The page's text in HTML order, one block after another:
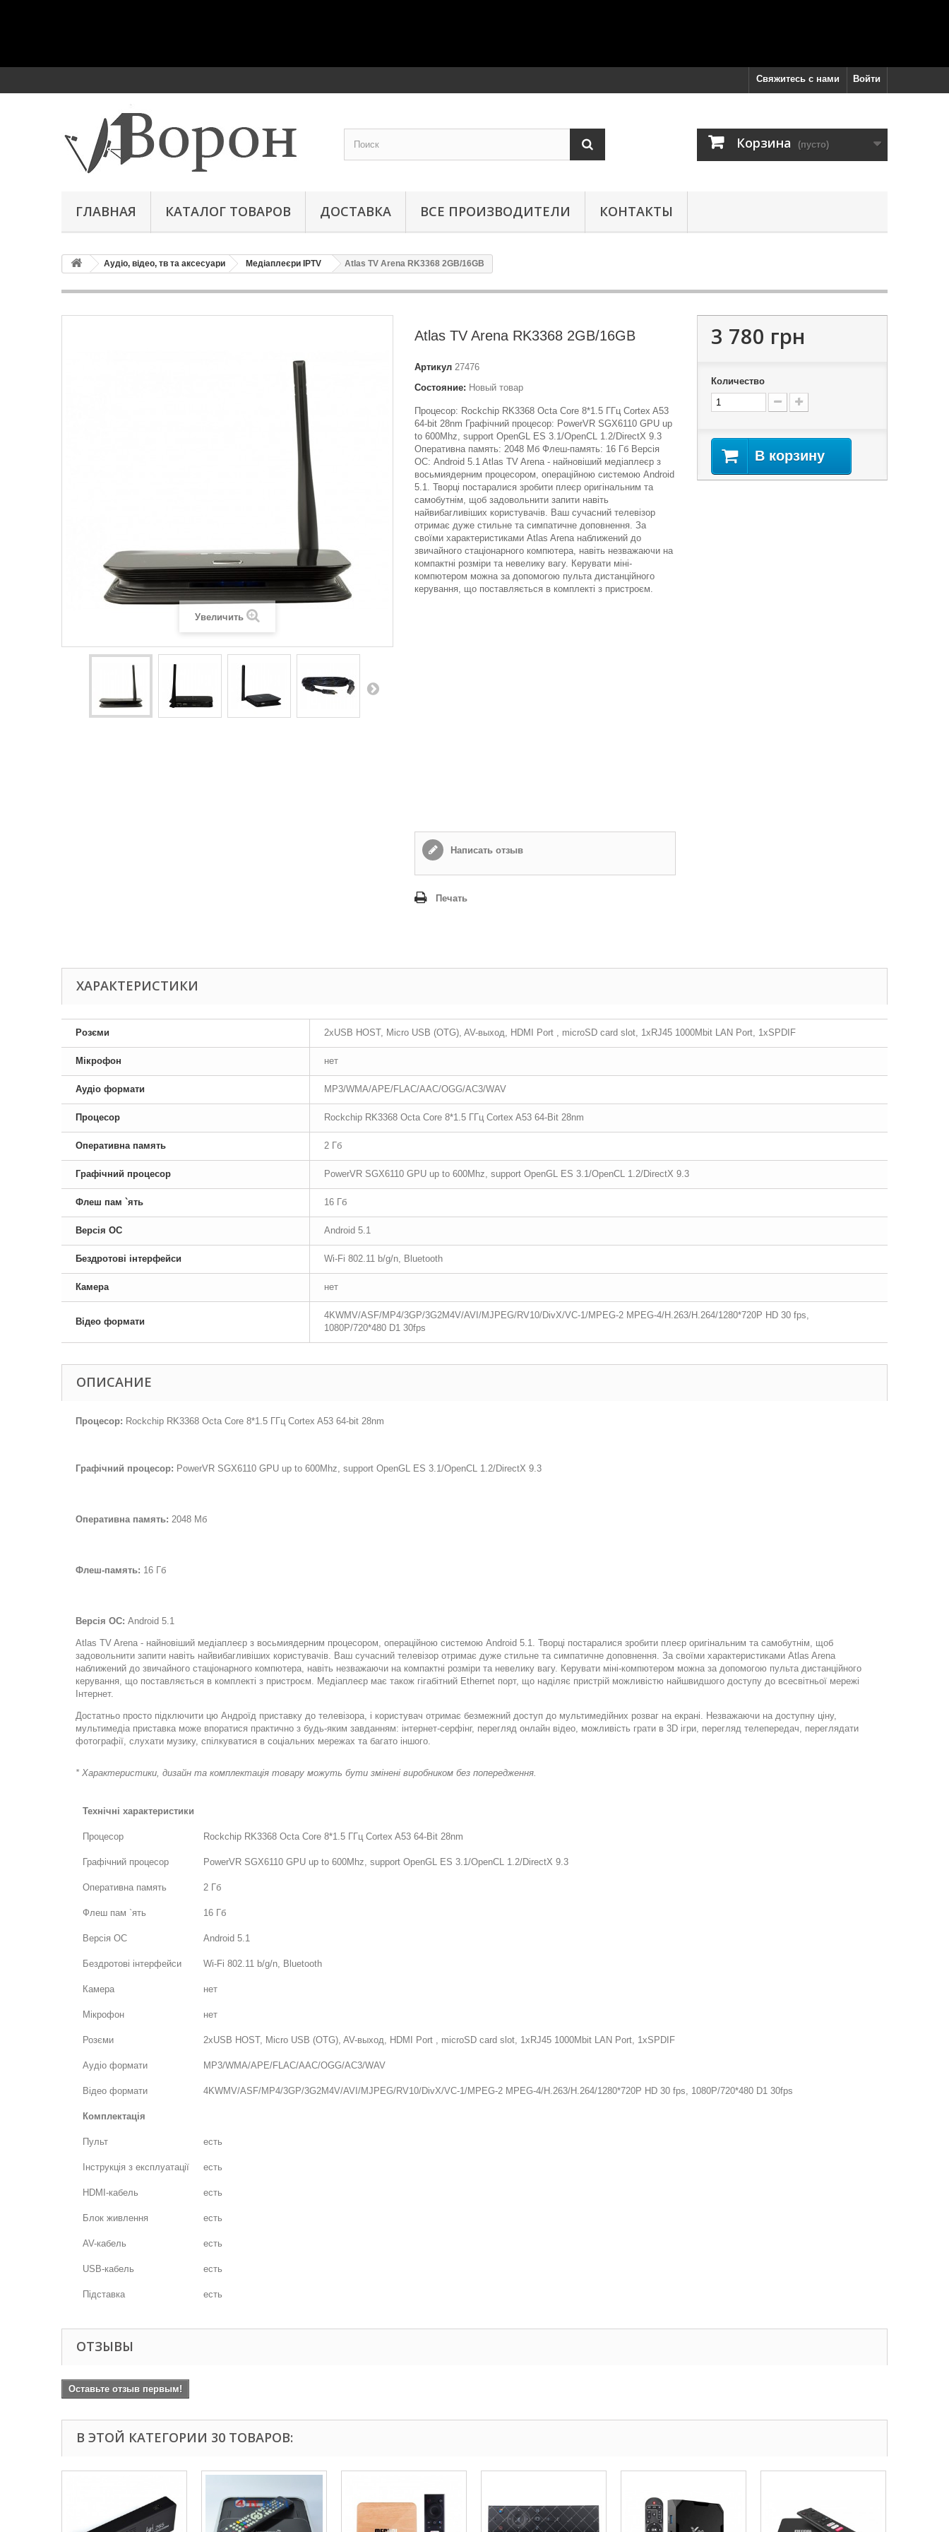
Войти
Свяжитесь с нами
Корзина (пусто)
ГЛАВНАЯ КАТАЛОГ ТОВАРОВ ДОСТАВКА ВСЕ ПРОИЗВОДИТЕЛИ КОНТАКТЫ
Аудіо, відео, тв та аксесуари Медіаплеєри IPTV Atlas TV Arena RK3368 2GB/16GB
Увеличить
Atlas TV Arena RK3368 2GB/16GB
Артикул 27476
Состояние: Новый товар
Процесор: Rockchip RK3368 Octa Core 8*1.5 ГГц Cortex A53
64-bit 28nm Графічний процесор: PowerVR SGX6110 GPU up
to 600Mhz, support OpenGL ES 3.1/OpenCL 1.2/DirectX 9.3
Оперативна память: 2048 Мб Флеш-память: 16 Гб Версія
ОС: Android 5.1 Atlas TV Arena - найновіший медіаплеєр з
восьмиядерним процесором, операційною системою Android
5.1. Творці постаралися зробити плеєр оригінальним та
самобутнім, щоб задовольнити запити навіть
найвибагливіших користувачів. Ваш сучасний телевізор
отримає дуже стильне та симпатичне доповнення. За
своїми характеристиками Atlas Arena наближений до
звичайного стаціонарного компютера, навіть незважаючи на
компактні розміри та невелику вагу. Керувати міні-
компютером можна за допомогою пульта дистанційного
керування, що поставляється в комплекті з пристроєм.
Написать отзыв
Печать
3 780 грн
Количество
В корзину
ХАРАКТЕРИСТИКИ
Розєми 2хUSB HOST, Micro USB (OTG), AV-выход, HDMI Port , microSD card slot, 1xRJ45 1000Mbit LAN Port, 1xSPDIF
Мікрофон нет
Аудіо формати MP3/WMA/APE/FLAC/AAC/OGG/AC3/WAV
Процесор Rockchip RK3368 Octa Core 8*1.5 ГГц Cortex A53 64-Bit 28nm
Оперативна память 2 Гб
Графічний процесор PowerVR SGX6110 GPU up to 600Mhz, support OpenGL ES 3.1/OpenCL 1.2/DirectX 9.3
Флеш пам `ять 16 Гб
Версія ОС Android 5.1
Бездротові інтерфейси Wi-Fi 802.11 b/g/n, Bluetooth
Камера нет
Відео формати
4KWMV/ASF/MP4/3GP/3G2M4V/AVI/MJPEG/RV10/DivX/VC-1/MPEG-2 MPEG-4/H.263/H.264/1280*720P HD 30 fps,
1080P/720*480 D1 30fps
ОПИСАНИЕ
Процесор: Rockchip RK3368 Octa Core 8*1.5 ГГц Cortex A53 64-bit 28nm
Графічний процесор: PowerVR SGX6110 GPU up to 600Mhz, support OpenGL ES 3.1/OpenCL 1.2/DirectX 9.3
Оперативна память: 2048 Мб
Флеш-память: 16 Гб
Версія ОС: Android 5.1
Atlas TV Arena - найновіший медіаплеєр з восьмиядерним процесором, операційною системою Android 5.1. Творці постаралися зробити плеєр оригінальним та самобутнім, щоб
задовольнити запити навіть найвибагливіших користувачів. Ваш сучасний телевізор отримає дуже стильне та симпатичне доповнення. За своїми характеристиками Atlas Arena
наближений до звичайного стаціонарного компютера, навіть незважаючи на компактні розміри та невелику вагу. Керувати міні-компютером можна за допомогою пульта дистанційного
керування, що поставляється в комплекті з пристроєм. Медіаплеєр має також гігабітний Ethernet порт, що наділяє пристрій можливістю найшвидшого доступу до всесвітньої мережі
Інтернет.
Достатньо просто підключити цю Андроїд приставку до телевізора, і користувач отримає безмежний доступ до мультимедійних розваг на екрані. Незважаючи на доступну ціну,
мультимедіа приставка може впоратися практично з будь-яким завданням: інтернет-серфінг, перегляд онлайн відео, можливість грати в 3D ігри, перегляд телепередач, переглядати
фотографії, слухати музику, спілкуватися в соціальних мережах та багато іншого.
* Характеристики, дизайн та комплектація товару можуть бути змінені виробником без попередження.
Технічні характеристики
Процесор Rockchip RK3368 Octa Core 8*1.5 ГГц Cortex A53 64-Bit 28nm
Графічний процесор PowerVR SGX6110 GPU up to 600Mhz, support OpenGL ES 3.1/OpenCL 1.2/DirectX 9.3
Оперативна память 2 Гб
Флеш пам `ять 16 Гб
Версія ОС Android 5.1
Бездротові інтерфейси Wi-Fi 802.11 b/g/n, Bluetooth
Камера нет
Мікрофон нет
Розєми 2хUSB HOST, Micro USB (OTG), AV-выход, HDMI Port , microSD card slot, 1xRJ45 1000Mbit LAN Port, 1xSPDIF
Аудіо формати MP3/WMA/APE/FLAC/AAC/OGG/AC3/WAV
Відео формати 4KWMV/ASF/MP4/3GP/3G2M4V/AVI/MJPEG/RV10/DivX/VC-1/MPEG-2 MPEG-4/H.263/H.264/1280*720P HD 30 fps, 1080P/720*480 D1 30fps
Комплектація
Пульт есть
Інструкція з експлуатації есть
HDMI-кабель есть
Блок живлення есть
AV-кабель есть
USB-кабель есть
Підставка есть
ОТЗЫВЫ
Оставьте отзыв первым!
В ЭТОЙ КАТЕГОРИИ 30 ТОВАРОВ: